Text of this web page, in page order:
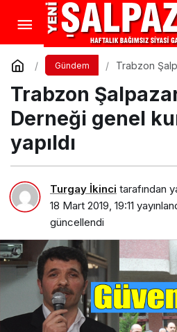
Gündem
Trabzon
Trabzon
Derneği genel
yapıldı
Turgay İkinci tarafından
18 Mart 2019, 19:11
güncellendi